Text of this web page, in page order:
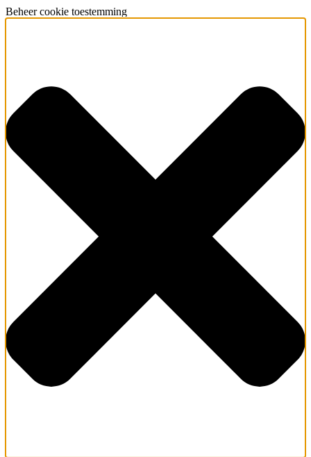
Beheer cookie toestemming